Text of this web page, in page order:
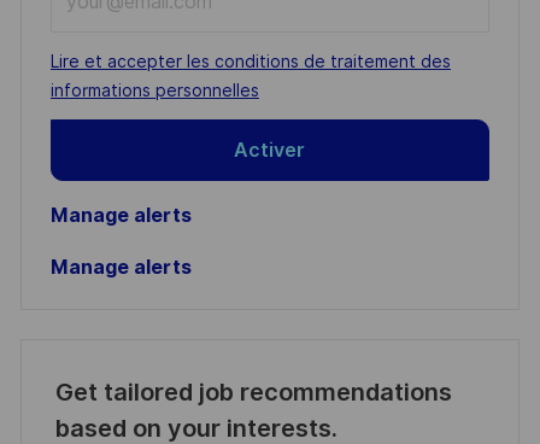
Email
address
(Required)
Required
Lire et accepter les conditions de traitement des
informations personnelles
Activer
Manage alerts
Manage alerts
Get tailored job recommendations
based on your interests.